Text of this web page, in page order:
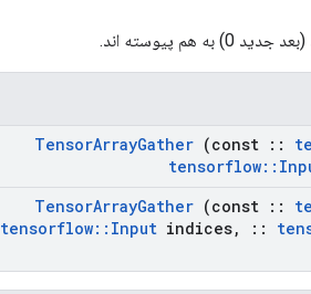
هم پیوسته اند.
TensorArrayGather (const ::
tensorflow::
TensorArrayGather (const ::
tensorflow:: Input indices, ::